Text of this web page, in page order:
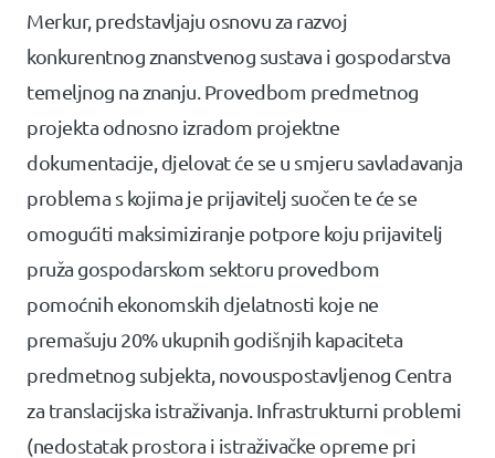
Merkur, predstavljaju osnovu za razvoj
konkurentnog znanstvenog sustava i gospodarstva
temeljnog na znanju. Provedbom predmetnog
projekta odnosno izradom projektne
dokumentacije, djelovat će se u smjeru savladavanja
problema s kojima je prijavitelj suočen te će se
omogućiti maksimiziranje potpore koju prijavitelj
pruža gospodarskom sektoru provedbom
pomoćnih ekonomskih djelatnosti koje ne
premašuju 20% ukupnih godišnjih kapaciteta
predmetnog subjekta, novouspostavljenog Centra
za translacijska istraživanja. Infrastrukturni problemi
(nedostatak prostora i istraživačke opreme pri